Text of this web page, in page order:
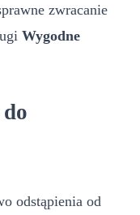
zwracanie
Wygodne
odstąpienia od